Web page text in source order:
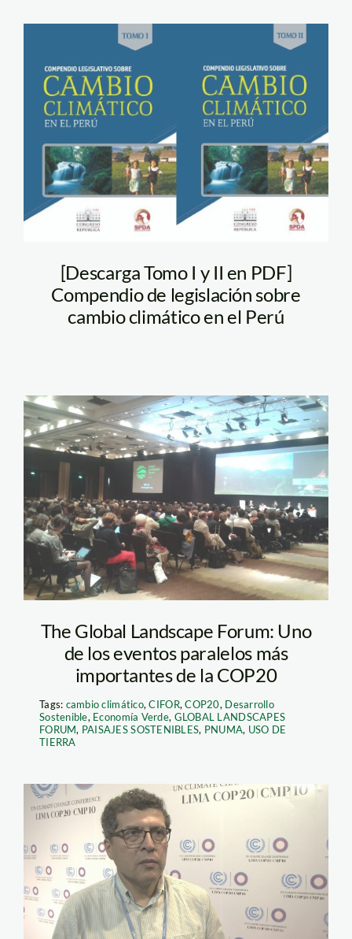
compendio de cambio
climático_SPDA
[Descarga Tomo I y II en PDF]
Compendio de legislación sobre
cambio climático en el Perú
The Global Landscape Forum: Uno
de los eventos paralelos más
importantes de la COP20
Tags: cambio climático,CIFOR,COP20, Desarrollo
Sostenible, Economía Verde, GLOBAL LANDSCAPES
FORUM, PAISAJES SOSTENIBLES, PNUMA, USO DE
TIERRA
Riveros WWF PERU